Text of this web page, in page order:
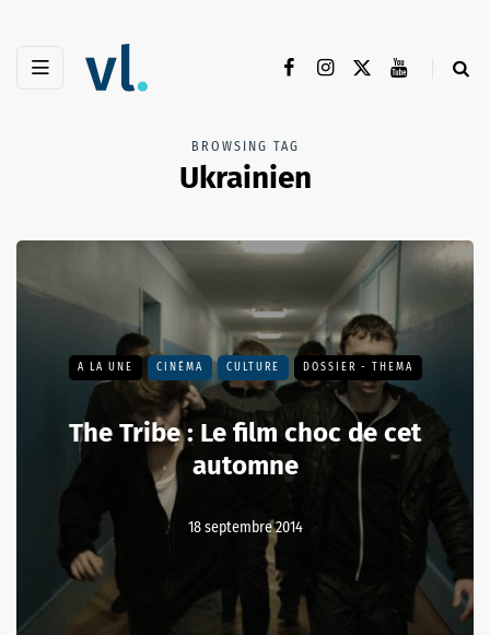
BROWSING TAG
Ukrainien
A LA UNE CINÉMA CULTURE DOSSIER - THEMA
The Tribe : Le film choc de cet
automne
18 septembre 2014